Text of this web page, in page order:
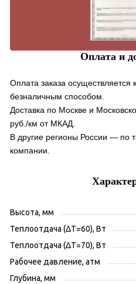
Оплата и
Оплата заказа осуществляется
безналичным способом.
Доставка по Москве и
руб./км от МКАД.
В другие регионы России — по
компании.
Высота, мм
Теплоотдача (ΔT=60), Вт
Теплоотдача (ΔT=70), Вт
Рабочее давление, атм
Глубина, мм